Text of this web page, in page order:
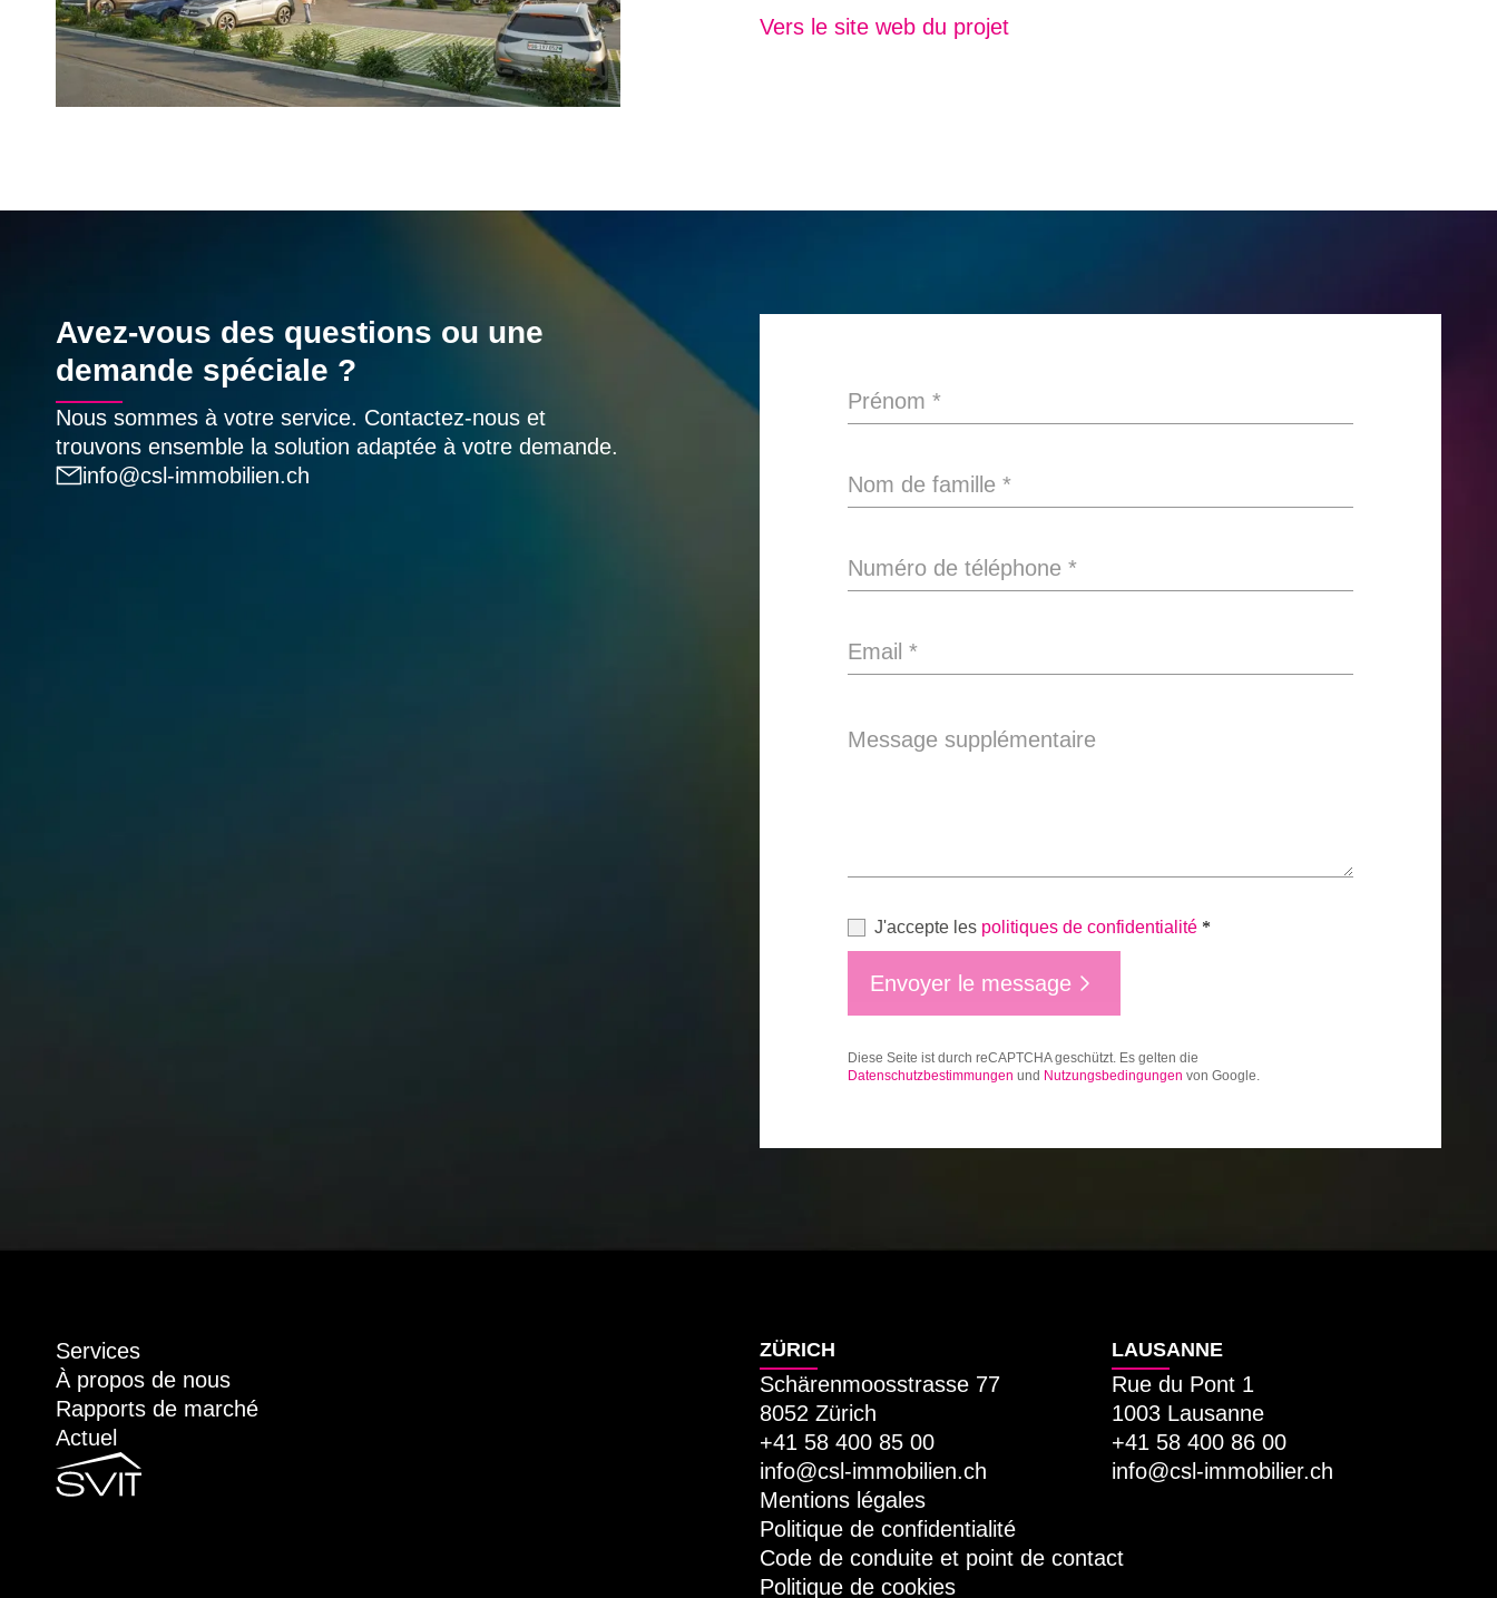
Vers le site web du projet
Avez-vous des questions ou une
demande spéciale ?
Nous sommes à votre service. Contactez-nous et
trouvons ensemble la solution adaptée à votre demande.
info@csl-immobilien.ch
Prénom *
Nom de famille *
Numéro de téléphone *
Email *
Message supplémentaire
J'accepte les politiques de confidentialité*
Envoyer le message
Diese Seite ist durch reCAPTCHA geschützt. Es gelten die
Datenschutzbestimmungen und Nutzungsbedingungen von Google.
Services
À propos de nous
Rapports de marché
Actuel
ZÜRICH
Schärenmoosstrasse 77
8052 Zürich
+41 58 400 85 00
info@csl-immobilien.ch
LAUSANNE
Rue du Pont 1
1003 Lausanne
+41 58 400 86 00
info@csl-immobilier.ch
Mentions légales
Politique de confidentialité
Code de conduite et point de contact
Politique de cookies